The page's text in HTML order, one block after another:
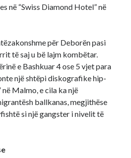
në “Swiss Diamond Hotel” në
për Deborën pasi
të saj u bë lajm kombëtar.
e Bashkuar 4 ose 5 vjet para
një shtëpi diskografike hip-
Malmo, e cila ka një
ballkanas, megjithëse
si një gangster i nivelit të